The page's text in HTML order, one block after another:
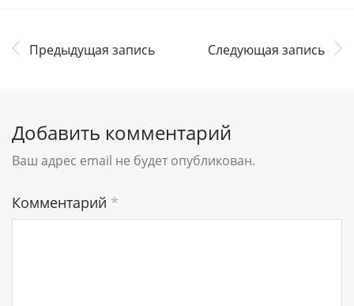
Предыдущая запись Следующая запись
Добавить комментарий
Ваш адрес email не будет опубликован.
Комментарий *